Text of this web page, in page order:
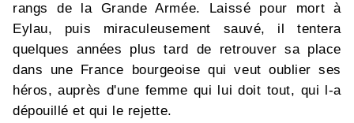
rangs de la Grande Armée. Laissé pour mort à
Eylau, puis miraculeusement sauvé, il tentera
quelques années plus tard de retrouver sa place
dans une France bourgeoise qui veut oublier ses
héros, auprès d'une femme qui lui doit tout, qui l-a
dépouillé et qui le rejette.